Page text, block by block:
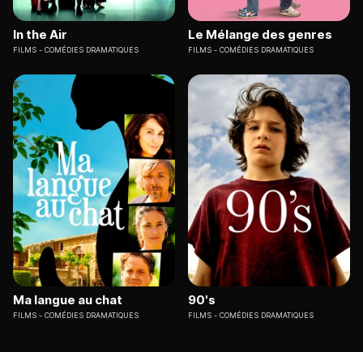
In the Air
FILMS COMÉDIES DRAMATIQUES
Le Mélange des genres
FILMS COMÉDIES DRAMATIQUES
Ma langue au chat
FILMS COMÉDIES DRAMATIQUES
90's
FILMS COMÉDIES DRAMATIQUES